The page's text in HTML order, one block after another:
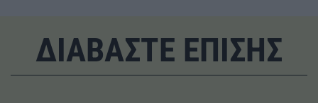
ΔΙΑΒΑΣΤΕ ΕΠΙΣΗΣ